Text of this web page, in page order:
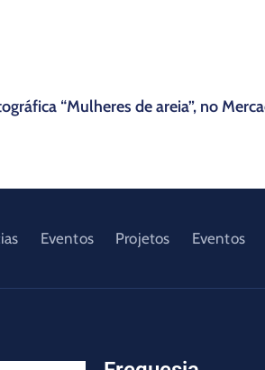
“Mulheres de areia”, no
Eventos Projetos Eventos